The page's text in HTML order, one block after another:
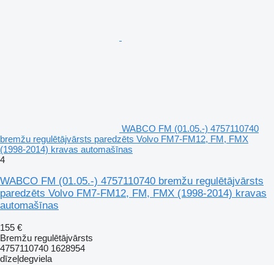
WABCO FM (01.05.-) 4757110740
bremžu regulētājvārsts paredzēts Volvo FM7-FM12, FM, FMX
(1998-2014) kravas automašīnas
4
WABCO FM (01.05.-) 4757110740 bremžu regulētājvārsts
paredzēts Volvo FM7-FM12, FM, FMX (1998-2014) kravas
automašīnas
155 €
Bremžu regulētājvārsts
4757110740 1628954
dīzeļdegviela